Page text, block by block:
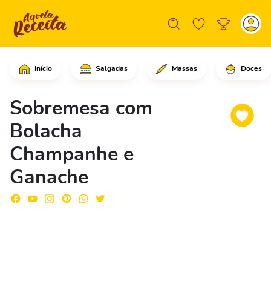
Início Salgadas Massas Doces
Sobremesa com
Bolacha
Champanhe e
Ganache
Comece cortando os biscoitos